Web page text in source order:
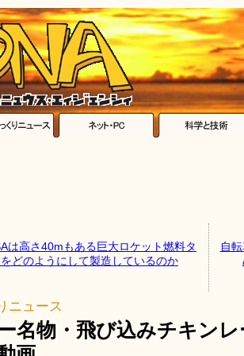
は高さ40mもある巨大ロケット燃料タ
どのようにして製造しているのか
自
ニュース
名物・飛び込みチキン